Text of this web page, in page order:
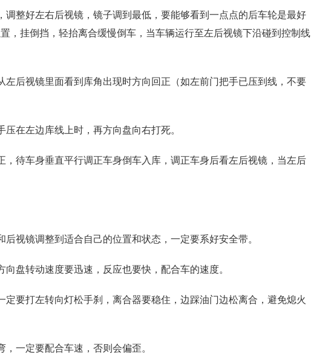
调整好左右后视镜，镜子调到最低，要能够看到一点点的后车轮是最好
，挂倒挡，轻抬离合缓慢倒车，当车辆运行至左后视镜下沿碰到控制线
左后视镜里面看到库角出现时方向回正（如左前门把手已压到线，不要
在左边库线上时，再方向盘向右打死。
，待车身垂直平行调正车身倒车入库，调正车身后看左后视镜，当左后
视镜调整到适合自己的位置和状态，一定要系好安全带。
盘转动速度要迅速，反应也要快，配合车的速度。
定要打左转向灯松手刹，离合器要稳住，边踩油门边松离合，避免熄火
一定要配合车速，否则会偏歪。